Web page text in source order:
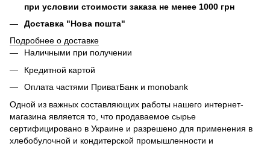
при условии стоимости заказа не менее 1000 грн
Доставка "Нова пошта"
Подробнее о доставке
Наличными при получении
Кредитной картой
Оплата частями ПриватБанк и monobank
Одной из важных составляющих работы нашего интернет-
магазина является то, что продаваемое сырье
сертифицировано в Украине и разрешено для применения в
хлебобулочной и кондитерской промышленности и